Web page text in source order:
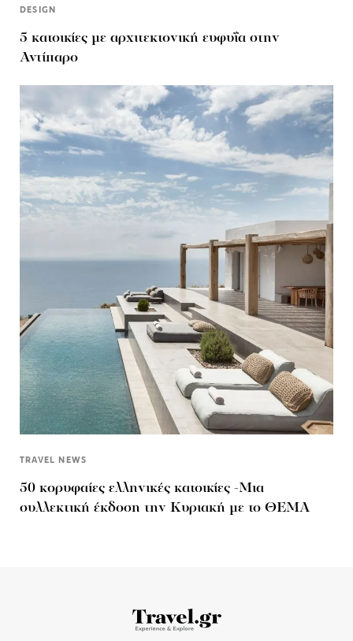
DESIGN
5 κατοικίες με αρχιτεκτονική ευφυΐα στην
Αντίπαρο
TRAVEL NEWS
50 κορυφαίες ελληνικές κατοικίες -Μια
συλλεκτική έκδοση την Κυριακή με το ΘΕΜΑ